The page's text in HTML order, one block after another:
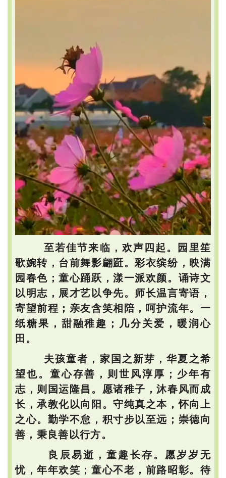
至若佳节来临，欢声四起。园里笙
歌婉转，台前舞影翩跹。彩衣缤纷，映满
园春色；童心踊跃，漾一派欢颜。诵诗文
以明志，展才艺以争先。师长温言寄语，
寄望前程；亲友含笑相陪，呵护流年。一
纸糖果，甜融稚趣；几分关爱，暖润心
田。
夫孩童者，家国之新芽，华夏之希
望也。童心存善，则世风淳厚；少年有
志，则国运隆昌。愿诸稚子，沐春风而成
长，承教化以向阳。守纯真之本，怀向上
之心。勤学不怠，积寸步以至远；崇德向
善，秉良善以行方。
良辰易逝，童趣长存。愿岁岁无
忧，年年欢笑；童心不老，前路昭彰。待